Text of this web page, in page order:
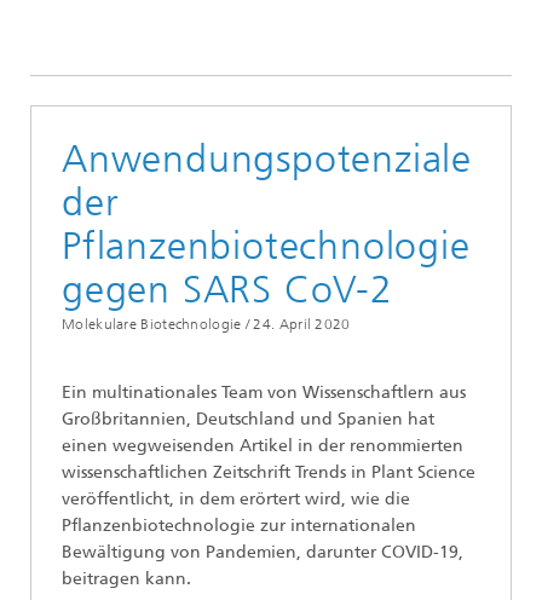
Anwendungspotenziale
der
Pflanzenbiotechnologie
gegen SARS CoV-2
Molekulare Biotechnologie / 24. April 2020
Ein multinationales Team von Wissenschaftlern aus
Großbritannien, Deutschland und Spanien hat
einen wegweisenden Artikel in der renommierten
wissenschaftlichen Zeitschrift Trends in Plant Science
veröffentlicht, in dem erörtert wird, wie die
Pflanzenbiotechnologie zur internationalen
Bewältigung von Pandemien, darunter COVID-19,
beitragen kann.